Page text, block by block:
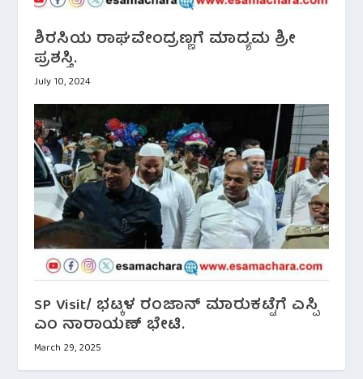
ಶಿರಸಿಯ ರಾಘವೇಂದ್ರಣ್ಣಗೆ ಮಾದ್ಯಮ ಶ್ರೀ
ಪ್ರಶಸ್ತಿ.
July 10, 2024
SP Visit/ ಭಟ್ಕಳ ರಂಜಾನ್ ಮಾರುಕಟ್ಟೆಗೆ ಎಸ್ಪಿ
ಎಂ ನಾರಾಯಣ್ ಭೇಟಿ.
March 29, 2025